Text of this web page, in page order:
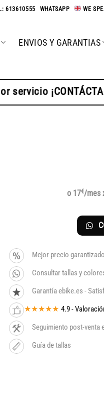
613610555 WHATSAPP WE
ENVIOS Y GARANTIAS
servicio
o 17€/mes
Mejor precio
Consultar tallas y
Garantía ebike.es -
★★★★★ 4.9 -
Seguimiento post-venta
Guía de tallas